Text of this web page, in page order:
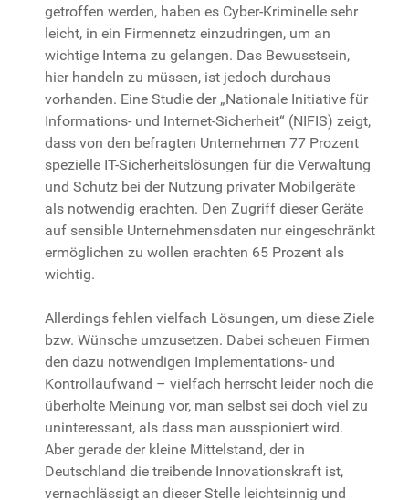
getroffen werden, haben es Cyber-Kriminelle sehr
leicht, in ein Firmennetz einzudringen, um an
wichtige Interna zu gelangen. Das Bewusstsein,
hier handeln zu müssen, ist jedoch durchaus
vorhanden. Eine Studie der „Nationale Initiative für
Informations- und Internet-Sicherheit“ (NIFIS) zeigt,
dass von den befragten Unternehmen 77 Prozent
spezielle IT-Sicherheitslösungen für die Verwaltung
und Schutz bei der Nutzung privater Mobilgeräte
als notwendig erachten. Den Zugriff dieser Geräte
auf sensible Unternehmensdaten nur eingeschränkt
ermöglichen zu wollen erachten 65 Prozent als
wichtig.
Allerdings fehlen vielfach Lösungen, um diese Ziele
bzw. Wünsche umzusetzen. Dabei scheuen Firmen
den dazu notwendigen Implementations- und
Kontrollaufwand – vielfach herrscht leider noch die
überholte Meinung vor, man selbst sei doch viel zu
uninteressant, als dass man ausspioniert wird.
Aber gerade der kleine Mittelstand, der in
Deutschland die treibende Innovationskraft ist,
vernachlässigt an dieser Stelle leichtsinnig und